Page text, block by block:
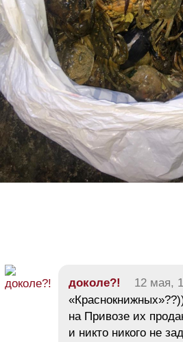
доколе?! 12 мая,
на Привозе их
и никто никого не